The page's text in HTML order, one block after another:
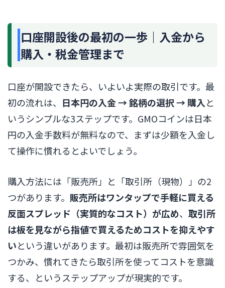
口座開設後の最初の一歩｜入金から
購入・税金管理まで
口座が開設できたら、いよいよ実際の取引です。最
初の流れは、 日本円の入金 → 銘柄の選択 → 購入と
いうシンプルな3ステップです。GMOコインは日本
円の入金手数料が無料なので、まずは少額を入金し
て操作に慣れるとよいでしょう。
購入方法には「販売所」と「取引所（現物）」の2
つがあります。 販売所はワンタップで手軽に買える
反面スプレッド（実質的なコスト）が広め、 取引所
は板を見ながら指値で買えるためコストを抑えやす
いという違いがあります。最初は販売所で雰囲気を
つかみ、慣れてきたら取引所を使ってコストを意識
する、というステップアップが現実的です。